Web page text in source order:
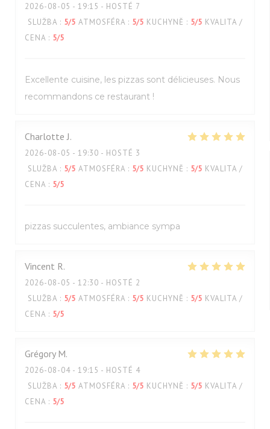
2026-08-05 - 19:15 - HOSTÉ 7
SLUŽBA : 5/5 ATMOSFÉRA : 5/5 KUCHYNĚ : 5/5 KVALITA /
CENA : 5/5
Excellente cuisine, les pizzas sont délicieuses. Nous
recommandons ce restaurant !
Charlotte J
2026-08-05 - 19:30 - HOSTÉ 3
SLUŽBA : 5/5 ATMOSFÉRA : 5/5 KUCHYNĚ : 5/5 KVALITA /
CENA : 5/5
pizzas succulentes, ambiance sympa
Vincent R
2026-08-05 - 12:30 - HOSTÉ 2
SLUŽBA : 5/5 ATMOSFÉRA : 5/5 KUCHYNĚ : 5/5 KVALITA /
CENA : 5/5
Grégory M
2026-08-04 - 19:15 - HOSTÉ 4
SLUŽBA : 5/5 ATMOSFÉRA : 5/5 KUCHYNĚ : 5/5 KVALITA /
CENA : 5/5